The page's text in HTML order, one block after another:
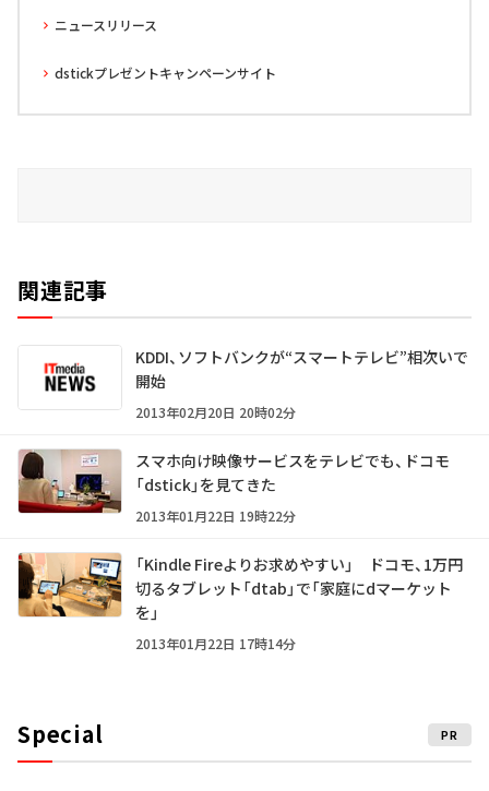
ニュースリリース
dstickプレゼントキャンペーンサイト
関連記事
KDDI、ソフトバンクが“スマートテレビ”相次いで
開始
2013年02月20日 20時02分
スマホ向け映像サービスをテレビでも、ドコモ
「dstick」を見てきた
2013年01月22日 19時22分
「Kindle Fireよりお求めやすい」 ドコモ、1万円
切るタブレット「dtab」で「家庭にdマーケット
を」
2013年01月22日 17時14分
Special PR